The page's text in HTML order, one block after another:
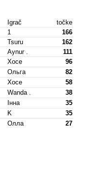
Igrač
točke
1
166
Tsuru
162
Aynur .
111
Хосе
96
Ольга
82
Хосе
58
Wanda .
38
Інна
35
K
35
Олла 27